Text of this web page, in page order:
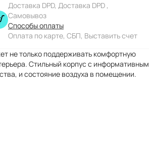
Доставка DPD, Доставка DPD ,
Самовывоз
Способы оплаты
Оплата по карте, СБП, Выставить счет
не только поддерживать комфортную
Стильный корпус с информативным
и состояние воздуха в помещении.